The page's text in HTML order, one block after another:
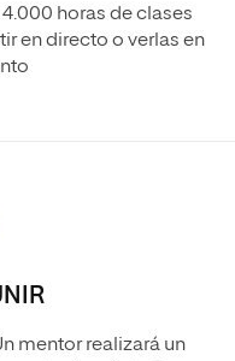
horas de clases
en directo o verlas en
mentor realizará un